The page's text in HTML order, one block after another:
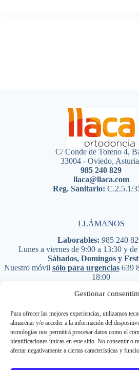
Gestionar
Para ofrecer las mejores experiencias, utilizamos
almacenar y/o acceder a la información del
tecnologías nos permitirá procesar datos como el
identificaciones únicas en este sitio. No consentir o
afectar negativamente a ciertas características y
C/ Conde de Toreno 4,
33004 - Oviedo,
985 240 829
llaca@llaca.com
Reg. Sanitario: C.2.5.1/
LLÁMANOS
Laborables: 985 240
Lunes a viernes de 9:00 a 13:30 y
Sábados, Domingos y
Nuestro móvil sólo para urgencias 639
18:00
Síguenos en RRSS